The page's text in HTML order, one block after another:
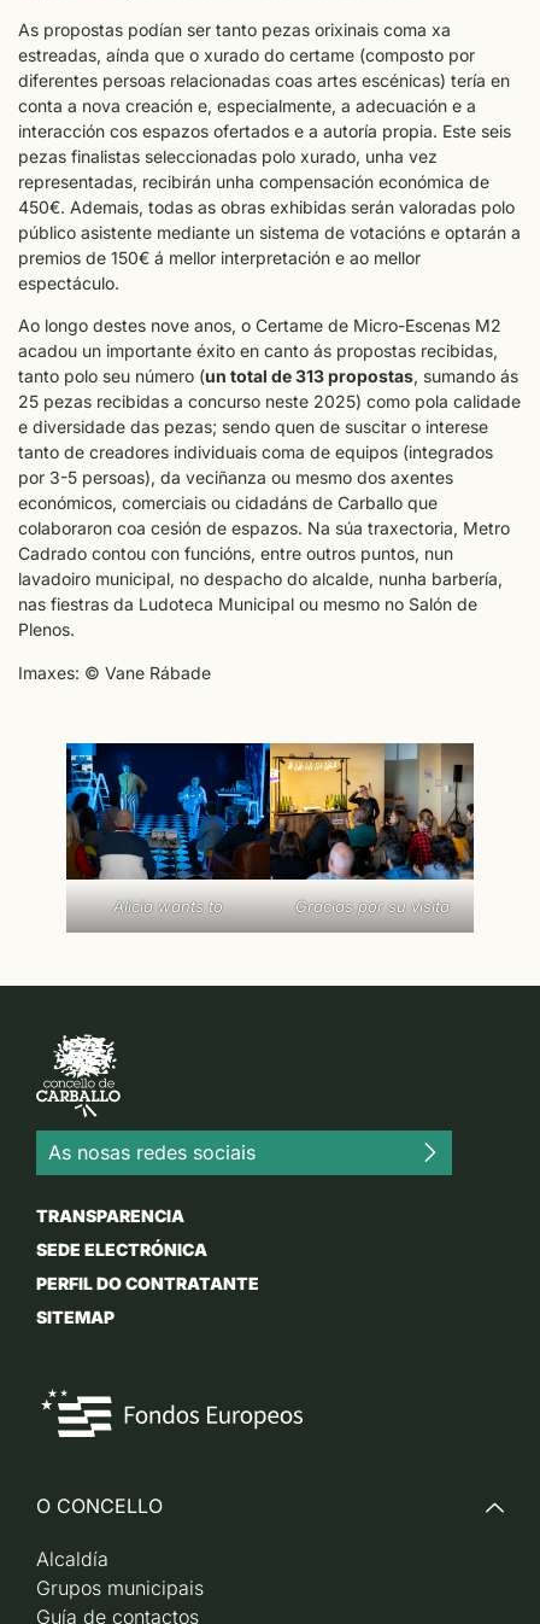
As propostas podían ser tanto pezas orixinais coma xa
estreadas, aínda que o xurado do certame (composto por
diferentes persoas relacionadas coas artes escénicas) tería en
conta a nova creación e, especialmente, a adecuación e a
interacción cos espazos ofertados e a autoría propia. Este seis
pezas finalistas seleccionadas polo xurado, unha vez
representadas, recibirán unha compensación económica de
450€. Ademais, todas as obras exhibidas serán valoradas polo
público asistente mediante un sistema de votacións e optarán a
premios de 150€ á mellor interpretación e ao mellor
espectáculo.
Ao longo destes nove anos, o Certame de Micro-Escenas M2
acadou un importante éxito en canto ás propostas recibidas,
tanto polo seu número (un total de 313 propostas, sumando ás
25 pezas recibidas a concurso neste 2025) como pola calidade
e diversidade das pezas; sendo quen de suscitar o interese
tanto de creadores individuais coma de equipos (integrados
por 3-5 persoas), da veciñanza ou mesmo dos axentes
económicos, comerciais ou cidadáns de Carballo que
colaboraron coa cesión de espazos. Na súa traxectoria, Metro
Cadrado contou con funcións, entre outros puntos, nun
lavadoiro municipal, no despacho do alcalde, nunha barbería,
nas fiestras da Ludoteca Municipal ou mesmo no Salón de
Plenos.
Imaxes: © Vane Rábade
Alicia wants to Gracias por su visita
As nosas redes sociais
TRANSPARENCIA
SEDE ELECTRÓNICA
PERFIL DO CONTRATANTE
SITEMAP
O CONCELLO
Alcaldía
Grupos municipais
Guía de contactos